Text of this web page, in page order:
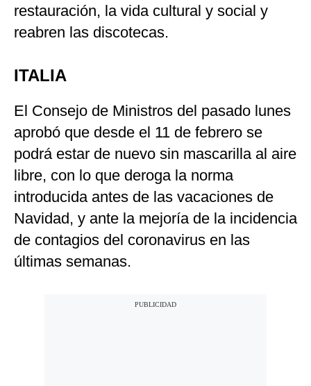
restauración, la vida cultural y social y
reabren las discotecas.
ITALIA
El Consejo de Ministros del pasado lunes
aprobó que desde el 11 de febrero se
podrá estar de nuevo sin mascarilla al aire
libre, con lo que deroga la norma
introducida antes de las vacaciones de
Navidad, y ante la mejoría de la incidencia
de contagios del coronavirus en las
últimas semanas.